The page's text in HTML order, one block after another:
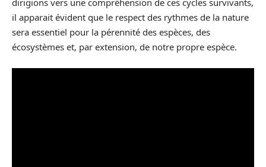
dirigions vers une compréhension de ces cycles survivants,
il apparait évident que le respect des rythmes de la nature
sera essentiel pour la pérennité des espèces, des
écosystèmes et, par extension, de notre propre espèce.